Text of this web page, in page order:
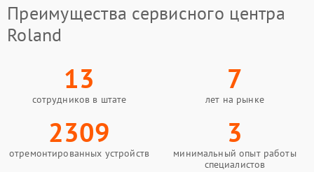
Преимущества сервисного центра
Roland
13
сотрудников в штате
7
лет на рынке
2309
отремонтированных устройств
3
минимальный опыт работы
специалистов